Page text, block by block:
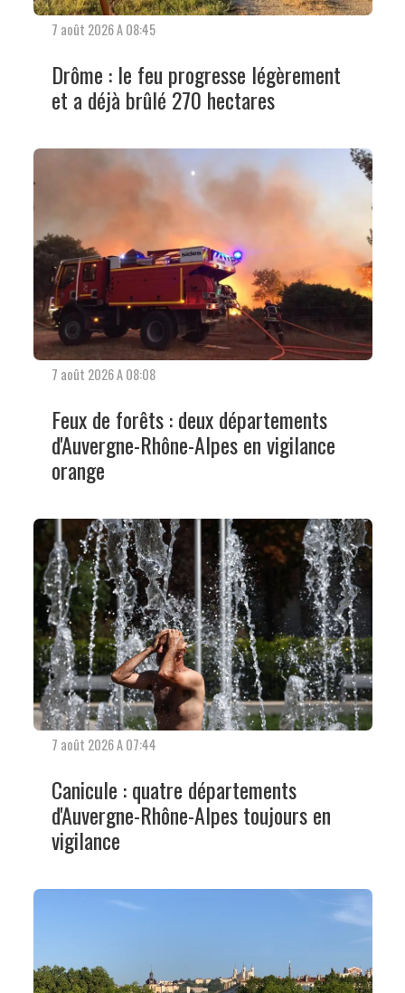
7 août 2026 A 08:45
Drôme : le feu progresse légèrement
et a déjà brûlé 270 hectares
7 août 2026 A 08:08
Feux de forêts : deux départements
d'Auvergne-Rhône-Alpes en vigilance
orange
7 août 2026 A 07:44
Canicule : quatre départements
d'Auvergne-Rhône-Alpes toujours en
vigilance